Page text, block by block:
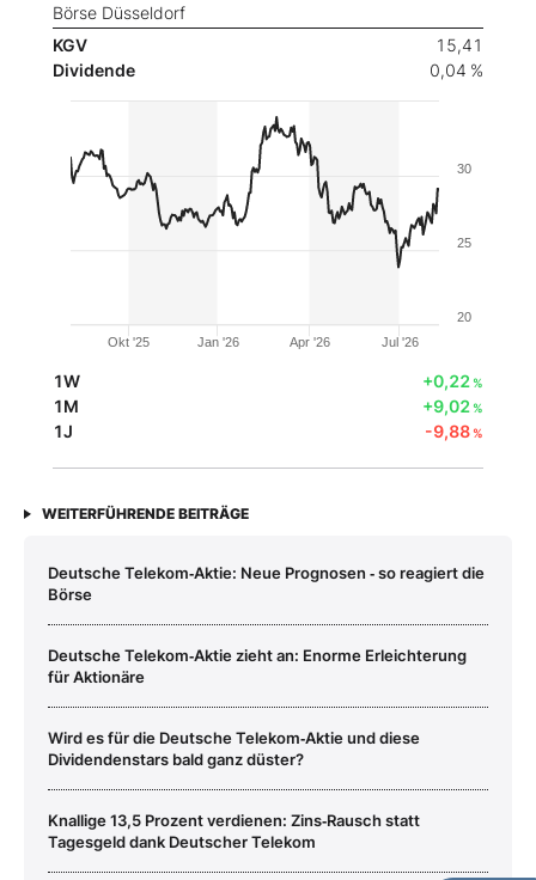
Börse Düsseldorf
KGV
15,41
Dividende
0,04 %
Okt '25 Jan '26 Apr '26 Jul '26
20
25
30
1W +0,22%
1M +9,02%
1J -9,88%
WEITERFÜHRENDE BEITRÄGE
Deutsche Telekom‑Aktie: Neue Prognosen ‑ so reagiert die
Börse
Deutsche Telekom‑Aktie zieht an: Enorme Erleichterung
für Aktionäre
Wird es für die Deutsche Telekom‑Aktie und diese
Dividendenstars bald ganz düster?
Knallige 13,5 Prozent verdienen: Zins‑Rausch statt
Tagesgeld dank Deutscher Telekom